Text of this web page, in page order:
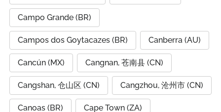
Campo Grande (BR)
Campos dos Goytacazes (BR) Canberra (AU)
Cancún (MX) Cangnan, 苍南县 (CN)
Cangshan, 仓山区 (CN) Cangzhou, 沧州市 (CN)
Canoas (BR) Cape Town (ZA)